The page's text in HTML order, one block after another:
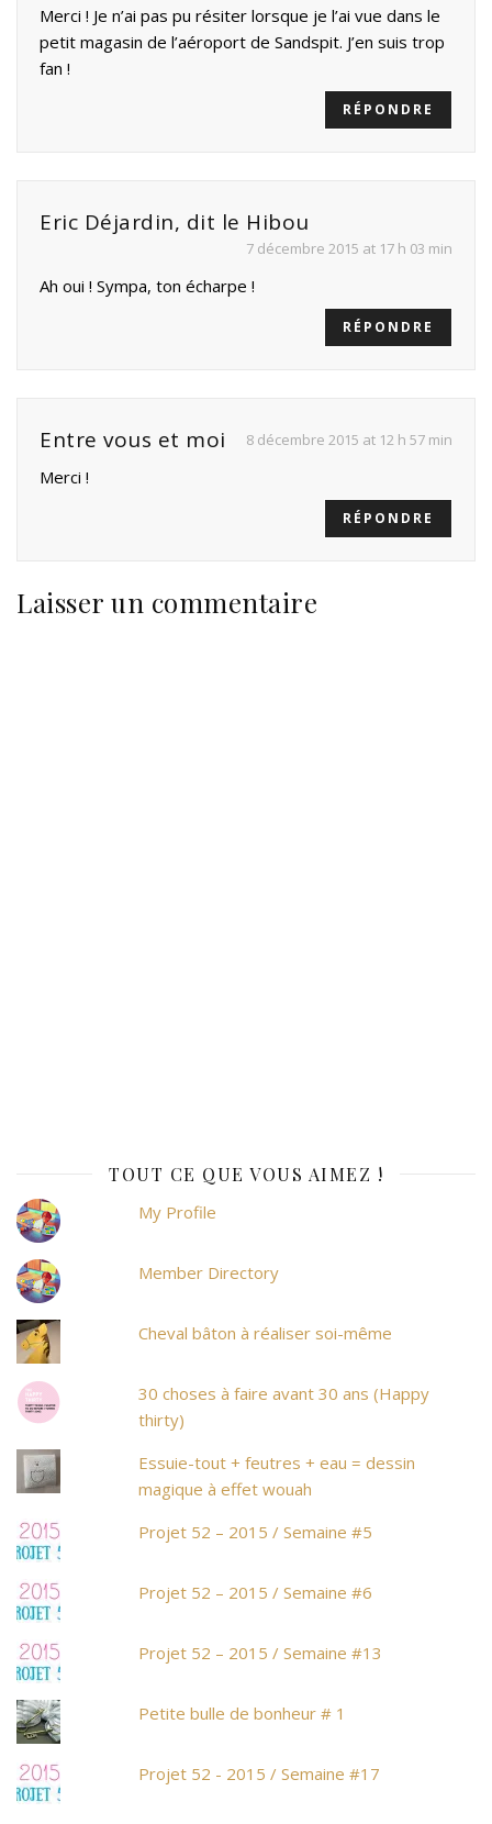
Merci ! Je n’ai pas pu résiter lorsque je l’ai vue dans le
petit magasin de l’aéroport de Sandspit. J’en suis trop
fan !
RÉPONDRE
Eric Déjardin, dit le Hibou
7 décembre 2015 at 17 h 03 min
Ah oui ! Sympa, ton écharpe !
RÉPONDRE
Entre vous et moi 8 décembre 2015 at 12 h 57 min
Merci !
RÉPONDRE
Laisser un commentaire
TOUT CE QUE VOUS AIMEZ !
My Profile
Member Directory
Cheval bâton à réaliser soi-même
30 choses à faire avant 30 ans (Happy
thirty)
Essuie-tout + feutres + eau = dessin
magique à effet wouah
Projet 52 – 2015 / Semaine #5
Projet 52 – 2015 / Semaine #6
Projet 52 – 2015 / Semaine #13
Petite bulle de bonheur # 1
Projet 52 - 2015 / Semaine #17